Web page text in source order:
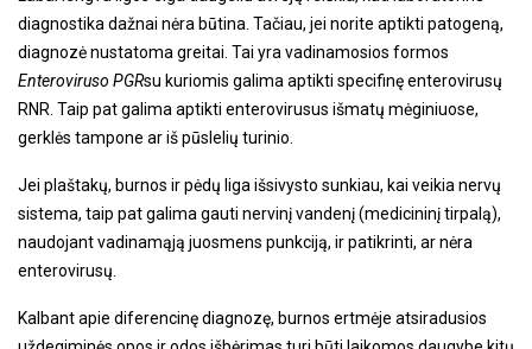
diagnostika dažnai nėra būtina. Tačiau, jei norite aptikti patogeną,
diagnozė nustatoma greitai. Tai yra vadinamosios formos
Enteroviruso PGRsu kuriomis galima aptikti specifinę enterovirusų
RNR. Taip pat galima aptikti enterovirusus išmatų mėginiuose,
gerklės tampone ar iš pūslelių turinio.
Jei plaštakų, burnos ir pėdų liga išsivysto sunkiau, kai veikia nervų
sistema, taip pat galima gauti nervinį vandenį (medicininį tirpalą),
naudojant vadinamąją juosmens punkciją, ir patikrinti, ar nėra
enterovirusų.
Kalbant apie diferencinę diagnozę, burnos ertmėje atsiradusios